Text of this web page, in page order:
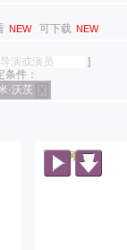
NEW 可下载 NEW
]
条件：
·沃茨 X